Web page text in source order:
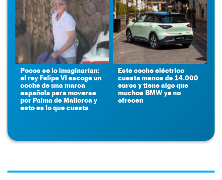
Pocos se lo imaginarían:
el rey Felipe VI escoge un
coche de una marca
española para moverse
por Palma de Mallorca y
esto es lo que cuesta
Este coche eléctrico
cuesta menos de 14.000
euros y tiene algo que
muchos BMW ya no
ofrecen